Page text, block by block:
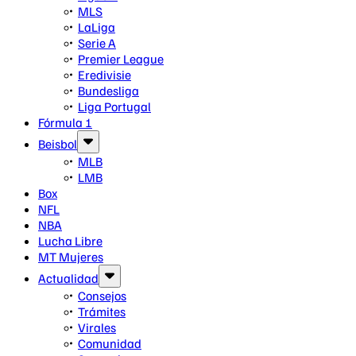
MLS
LaLiga
Serie A
Premier League
Eredivisie
Bundesliga
Liga Portugal
Fórmula 1
Beisbol
MLB
LMB
Box
NFL
NBA
Lucha Libre
MT Mujeres
Actualidad
Consejos
Trámites
Virales
Comunidad